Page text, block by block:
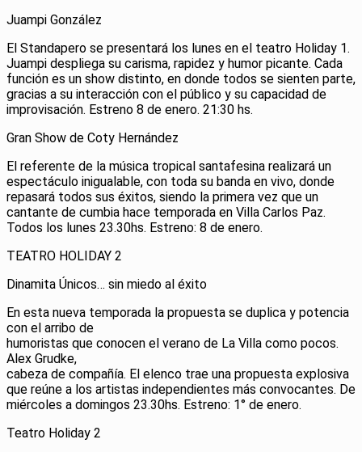
Juampi González
El Standapero se presentará los lunes en el teatro Holiday 1.
Juampi despliega su carisma, rapidez y humor picante. Cada
función es un show distinto, en donde todos se sienten parte,
gracias a su interacción con el público y su capacidad de
improvisación. Estreno 8 de enero. 21:30 hs.
Gran Show de Coty Hernández
El referente de la música tropical santafesina realizará un
espectáculo inigualable, con toda su banda en vivo, donde
repasará todos sus éxitos, siendo la primera vez que un
cantante de cumbia hace temporada en Villa Carlos Paz.
Todos los lunes 23.30hs. Estreno: 8 de enero.
TEATRO HOLIDAY 2
Dinamita Únicos… sin miedo al éxito
En esta nueva temporada la propuesta se duplica y potencia
con el arribo de
humoristas que conocen el verano de La Villa como pocos.
Alex Grudke,
cabeza de compañía. El elenco trae una propuesta explosiva
que reúne a los artistas independientes más convocantes. De
miércoles a domingos 23.30hs. Estreno: 1° de enero.
Teatro Holiday 2